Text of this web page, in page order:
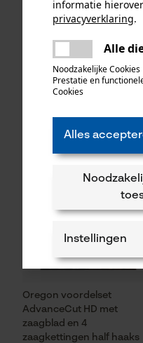
KOX zaagkettingen half
haaks 325", 1.6 mm, 74
aandrijfschakels, 3 stuks
Oregon voordelset
AdvanceCut HD met
zaagblad en 4
zaagkettingen half haaks
informatie
privacyverklaring.
Alle
Noodzakelijke Cookies
Prestatie en
Cookies
Alles
Instellingen
Er is een fout
het opnieuw
delen
mail